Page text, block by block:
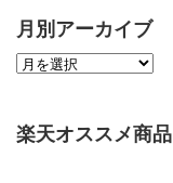
月別アーカイブ
楽天オススメ商品